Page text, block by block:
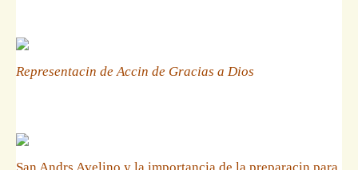
Representacin de Accin de Gracias a Dios